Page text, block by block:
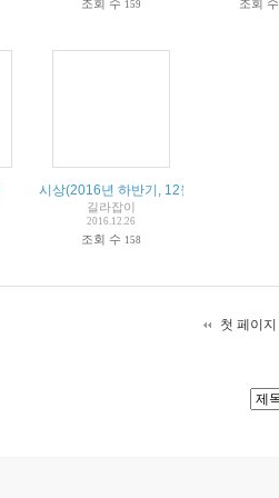
조회 수 159 조회 수
시상(2016년 하반기, 12월 구역 행사)
길라잡이
2016.12.26
조회 수 158
첫 페이지